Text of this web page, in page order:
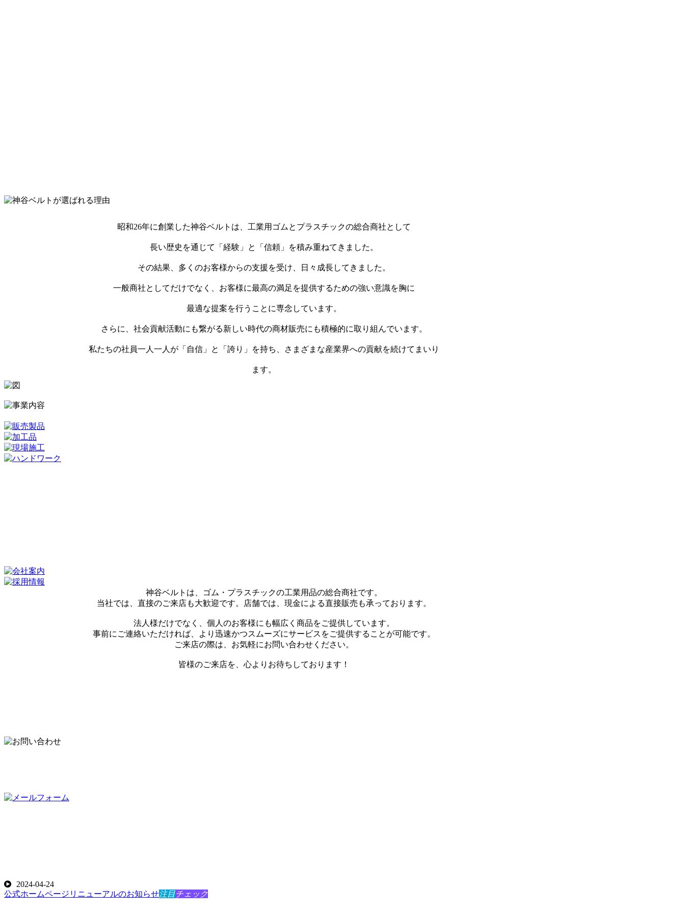
昭和26年に創業した神谷ベルトは、工業用ゴムとプラスチックの総合商社として
長い歴史を通じて「経験」と「信頼」を積み重ねてきました。
その結果、多くのお客様からの支援を受け、日々成長してきました。
一般商社としてだけでなく、お客様に最高の満足を提供するための強い意識を胸に
最適な提案を行うことに専念しています。
さらに、社会貢献活動にも繋がる新しい時代の商材販売にも積極的に取り組んでいます。
私たちの社員一人一人が「自信」と「誇り」を持ち、さまざまな産業界への貢献を続けてまいり
ます。
神谷ベルトは、ゴム・プラスチックの工業用品の総合商社です。
当社では、直接のご来店も大歓迎です。店舗では、現金による直接販売も承っております。
法人様だけでなく、個人のお客様にも幅広く商品をご提供しています。
事前にご連絡いただければ、より迅速かつスムーズにサービスをご提供することが可能です。
ご来店の際は、お気軽にお問い合わせください。
皆様のご来店を、心よりお待ちしております！
2024-04-24
公式ホームページリニューアルのお知らせ注目チェック